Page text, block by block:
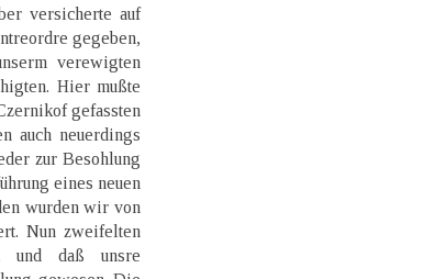
versicherte auf
gegeben,
verewigten
Hier mußte
gefassten
auch neuerdings
zur Besohlung
eines neuen
wurden wir von
Nun zweifelten
und daß unsre